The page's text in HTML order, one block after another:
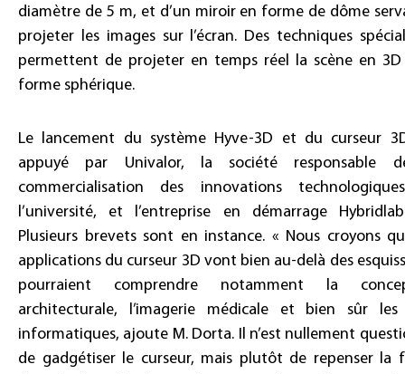
diamètre de 5 m, et d’un miroir en forme de dôme
projeter les images sur l’écran. Des techniques
permettent de projeter en temps réel la scène en 3D
forme sphérique.
Le lancement du système Hyve-3D et du curseur
appuyé par Univalor, la société responsable
commercialisation des innovations
l’université, et l’entreprise en démarrage
Plusieurs brevets sont en instance. « Nous croyons
applications du curseur 3D vont bien au-delà des
pourraient comprendre notamment la
architecturale, l’imagerie médicale et bien sûr
informatiques, ajoute M. Dorta. Il n’est nullement
de gadgétiser le curseur, mais plutôt de repenser la